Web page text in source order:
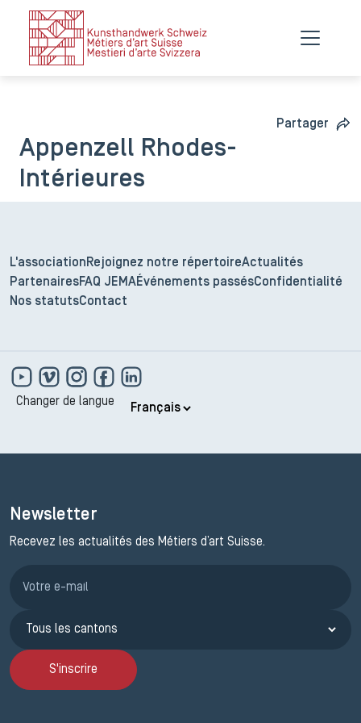
Partager
Appenzell Rhodes-
Intérieures
L'association Rejoignez notre répertoireActualités
PartenairesFAQ JEMAÉvénements passésConfidentialité
Nos statutsContact
Changer de langue
Newsletter
Recevez les actualités des Métiers d’art Suisse.
S'inscrire